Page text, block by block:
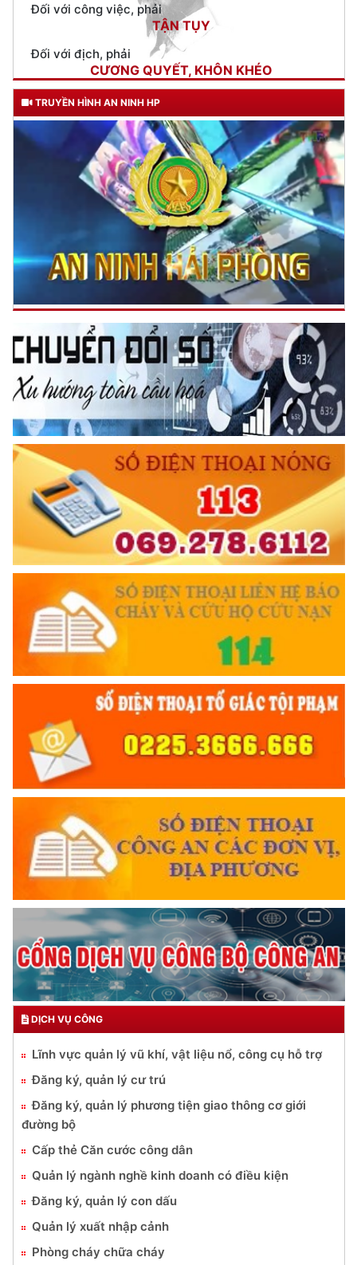
Trích thư Chủ tịch Hồ Chí Minh
gửi Công an Khu XII,
ngày 11 tháng 3 năm 1948.
TRUYỀN HÌNH AN NINH HP
DỊCH VỤ CÔNG
Lĩnh vực quản lý vũ khí, vật liệu nổ, công cụ hỗ trợ
Đăng ký, quản lý cư trú
Đăng ký, quản lý phương tiện giao thông cơ giới
đường bộ
Cấp thẻ Căn cước công dân
Quản lý ngành nghề kinh doanh có điều kiện
Đăng ký, quản lý con dấu
Quản lý xuất nhập cảnh
Phòng cháy chữa cháy